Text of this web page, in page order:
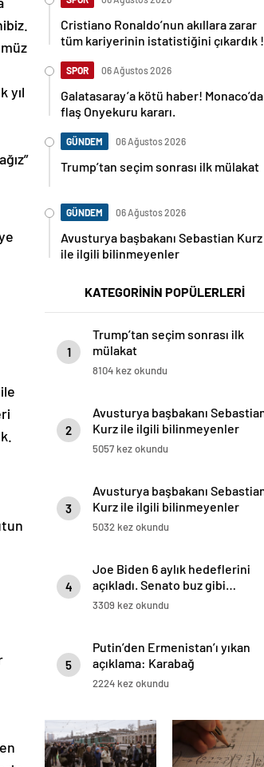
Cristiano Ronaldo’nun akıllara zarar
tüm kariyerinin istatistiğini çıkardık !
Galatasaray’a kötü haber! Monaco’dan
flaş Onyekuru kararı.
Trump’tan seçim sonrası ilk mülakat
Avusturya başbakanı Sebastian Kurz
ile ilgili bilinmeyenler
1
mülakat
8104 kez okundu
2
Kurz ile ilgili bilinmeyenler
5057 kez okundu
3
Kurz ile ilgili bilinmeyenler
5032 kez okundu
4
açıkladı. Senato buz gibi…
3309 kez okundu
5
açıklama: Karabağ
Azerbaycan’ın ayrılmaz bir
parçasıdır!
2224 kez okundu